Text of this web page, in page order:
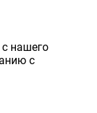
нашего
с